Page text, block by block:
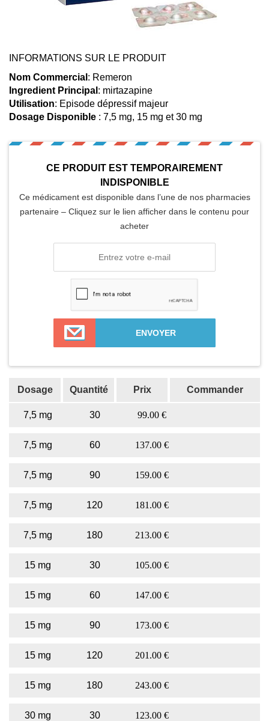
INFORMATIONS SUR LE PRODUIT
Nom Commercial : Remeron
Ingredient Principal : mirtazapine
Utilisation: Episode dépressif majeur
Dosage Disponible : 7,5 mg, 15 mg et 30 mg
CE PRODUIT EST TEMPORAIREMENT
INDISPONIBLE
Ce médicament est disponible dans l’une de nos pharmacies
partenaire – Cliquez sur le lien afficher dans le contenu pour
acheter
Dosage Quantité Prix Commander
7,5 mg 30 99.00 €
7,5 mg 60 137.00 €
7,5 mg 90 159.00 €
7,5 mg 120 181.00 €
7,5 mg 180 213.00 €
15 mg 30 105.00 €
15 mg 60 147.00 €
15 mg 90 173.00 €
15 mg 120 201.00 €
15 mg 180 243.00 €
30 mg 30 123.00 €